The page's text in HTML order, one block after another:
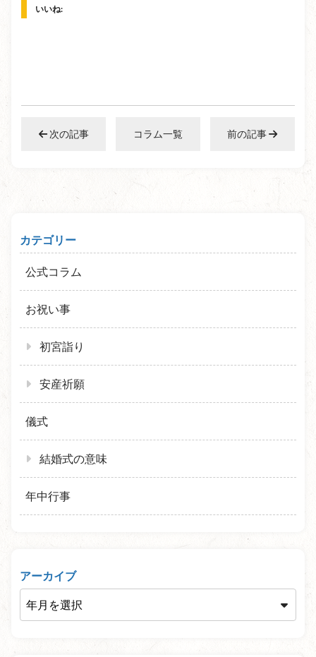
いいね:
次の記事 コラム一覧 前の記事
カテゴリー
公式コラム
お祝い事
初宮詣り
安産祈願
儀式
結婚式の意味
年中行事
アーカイブ